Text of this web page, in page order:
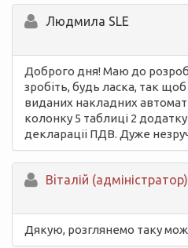
Людмила SLE
Доброго дня! Маю до
зробіть, будь ласка, так
виданих накладних
колонку 5 таблиці 2 додатку
деклараціі ПДВ. Дуже
Вiталій (адміністратор)
Дякую, розглянемо таку